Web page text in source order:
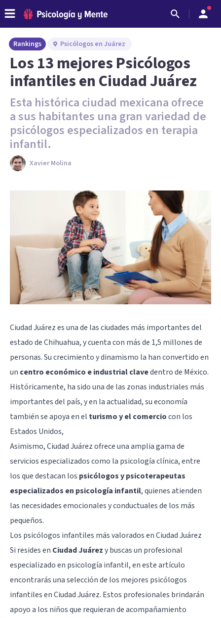
Rankings Psicólogos en Juárez
Los 13 mejores Psicólogos
infantiles en Ciudad Juárez
Esta histórica ciudad mexicana ofrece
a sus habitantes una gran variedad de
psicólogos especializados en terapia
infantil.
Xavier Molina
Ciudad Juárez es una de las ciudades más importantes del
estado de Chihuahua, y cuenta con más de 1,5 millones de
personas. Su crecimiento y dinamismo la han convertido en
un centro económico e industrial clavedentro de México.
Históricamente, ha sido una de las zonas industriales más
importantes del país, y en la actualidad, su economía
también se apoya en el turismo y el comerciocon los
Estados Unidos,
Asimismo, Ciudad Juárez ofrece una amplia gama de
servicios especializados como la psicología clínica, entre
los que destacan los psicólogos y psicoterapeutas
especializados en psicología infantil, quienes atienden
las necesidades emocionales y conductuales de los más
pequeños.
Los psicólogos infantiles más valorados en Ciudad Juárez
Si resides en Ciudad Juárezy buscas un profesional
especializado en psicología infantil, en este artículo
encontrarás una selección de los mejores psicólogos
infantiles en Ciudad Juárez. Estos profesionales brindarán
apoyo a los niños que requieran de acompañamiento